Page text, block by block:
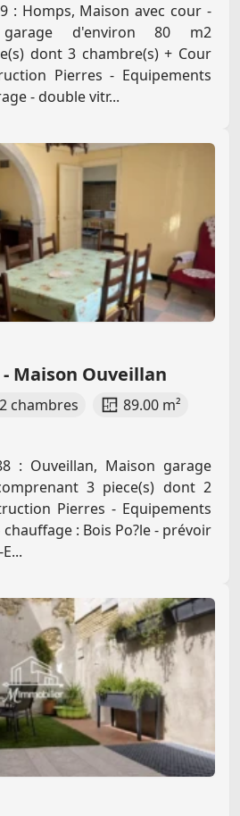
: Homps, Maison avec cour -
d'environ 80 m2
dont 3 chambre(s) + Cour
Pierres - Equipements
- double vitr...
- Maison Ouveillan
2 chambres
89.00 m²
: Ouveillan, Maison garage
3 piece(s) dont 2
Pierres - Equipements
: Bois Po?le - prévoir